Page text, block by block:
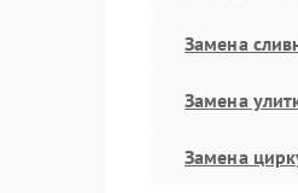
Замена
Замена
Замена